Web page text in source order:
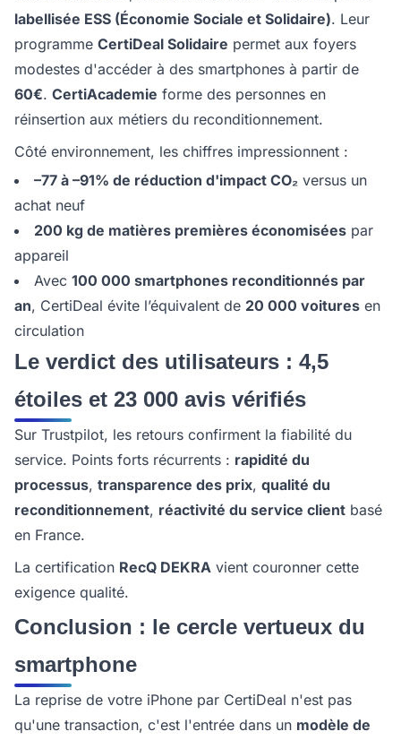
labellisée ESS (Économie Sociale et Solidaire). Leur
programme CertiDeal Solidaire permet aux foyers
modestes d'accéder à des smartphones à partir de
60€. CertiAcademie forme des personnes en
réinsertion aux métiers du reconditionnement.
Côté environnement, les chiffres impressionnent :
–77 à –91% de réduction d'impact CO₂ versus un
achat neuf
200 kg de matières premières économisées par
appareil
Avec 100 000 smartphones reconditionnés par
an, CertiDeal évite l’équivalent de 20 000 voitures en
circulation
Le verdict des utilisateurs : 4,5
étoiles et 23 000 avis vérifiés
Sur Trustpilot, les retours confirment la fiabilité du
service. Points forts récurrents : rapidité du
processus, transparence des prix, qualité du
reconditionnement, réactivité du service client basé
en France.
La certification RecQ DEKRA vient couronner cette
exigence qualité.
Conclusion : le cercle vertueux du
smartphone
La reprise de votre iPhone par CertiDeal n'est pas
qu'une transaction, c'est l'entrée dans un modèle de